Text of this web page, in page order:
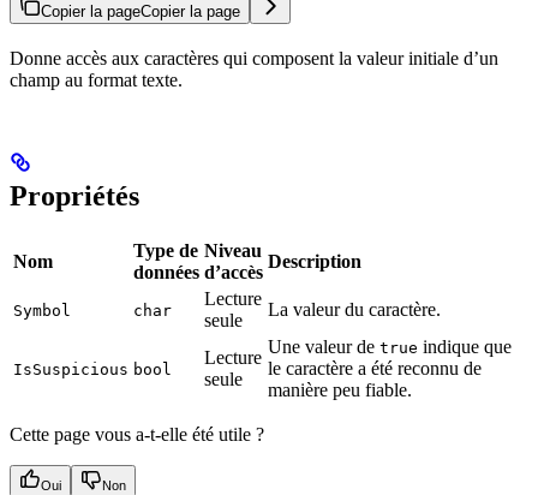
Copier la pageCopier la page
Donne accès aux caractères qui composent la valeur initiale d’un
champ au format texte.
Propriétés
Nom
Type de
données
Niveau
d’accès
Description
Symbol char
Lecture
seule
La valeur du caractère.
IsSuspicious bool
Lecture
seule
Une valeur de true indique que
le caractère a été reconnu de
manière peu fiable.
Cette page vous a-t-elle été utile ?
Oui Non